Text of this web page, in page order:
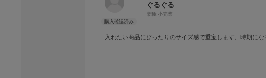
ぐるぐる
業種:小売業
入れたい商品にぴったりのサイズ感で重宝します。時期に